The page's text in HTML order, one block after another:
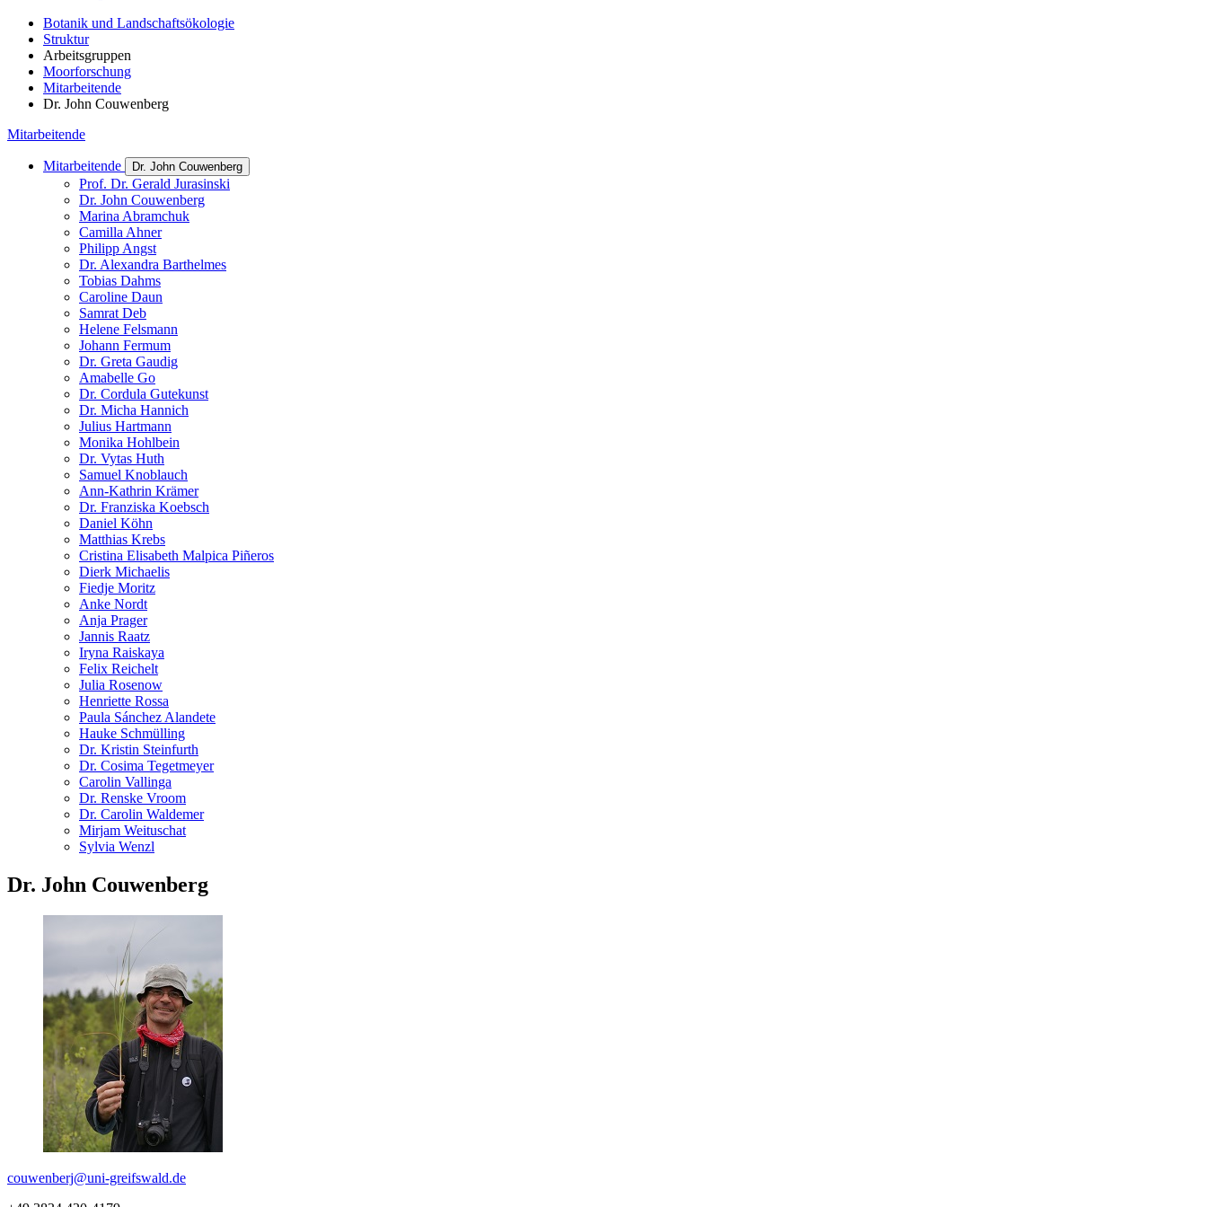
Botanik und Landschaftsökologie
Struktur
Arbeitsgruppen
Moorforschung
Mitarbeitende
Dr. John Couwenberg
Mitarbeitende
Mitarbeitende Dr. John Couwenberg
Prof. Dr. Gerald Jurasinski
Dr. John Couwenberg
Marina Abramchuk
Camilla Ahner
Philipp Angst
Dr. Alexandra Barthelmes
Tobias Dahms
Caroline Daun
Samrat Deb
Helene Felsmann
Johann Fermum
Dr. Greta Gaudig
Amabelle Go
Dr. Cordula Gutekunst
Dr. Micha Hannich
Julius Hartmann
Monika Hohlbein
Dr. Vytas Huth
Samuel Knoblauch
Ann-Kathrin Krämer
Dr. Franziska Koebsch
Daniel Köhn
Matthias Krebs
Cristina Elisabeth Malpica Piñeros
Dierk Michaelis
Fiedje Moritz
Anke Nordt
Anja Prager
Jannis Raatz
Iryna Raiskaya
Felix Reichelt
Julia Rosenow
Henriette Rossa
Paula Sánchez Alandete
Hauke Schmülling
Dr. Kristin Steinfurth
Dr. Cosima Tegetmeyer
Carolin Vallinga
Dr. Renske Vroom
Dr. Carolin Waldemer
Mirjam Weituschat
Sylvia Wenzl
Dr. John Couwenberg
couwenberj@uni-greifswald.de